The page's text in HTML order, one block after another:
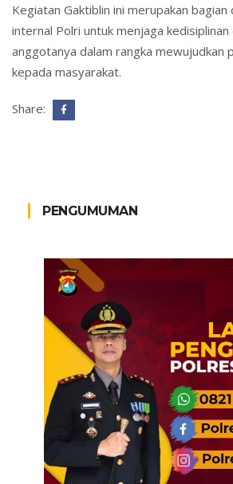
Kegiatan Gaktiblin ini merupakan
internal Polri untuk menjaga
anggotanya dalam rangka mewujudkan
kepada masyarakat.
Share:
PENGUMUMAN